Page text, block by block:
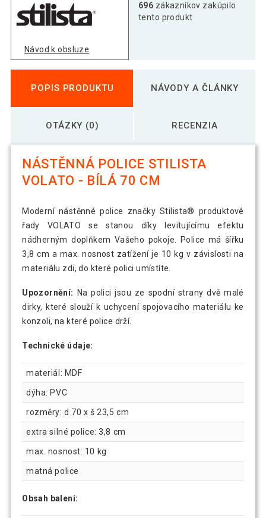
Stilista nástenná polica Volato, 60 cm,
biela
15,79 €
Stilista nástenná polica Volato, 80 cm,
biela
Návod k obsluze
696 zákazníkov zakúpilo
tento produkt
POPIS PRODUKTU NÁVODY A ČLÁNKY
OTÁZKY (0) RECENZIA
NÁSTĚNNÁ POLICE STILISTA
VOLATO - BÍLÁ 70 CM
Moderní nástěnné police značky Stilista® produktové
řady VOLATO se stanou díky levitujícímu efektu
nádherným doplňkem Vašeho pokoje. Police má šířku
3,8 cm a max. nosnost zatížení je 10 kg v závislosti na
materiálu zdi, do které polici umístíte.
Upozornění:
Na polici jsou ze spodní strany dvě malé
dirky, které slouží k uchycení spojovacího materiálu ke
konzoli, na které police drží.
Technické údaje:
materiál: MDF
dýha: PVC
rozměry: d 70 x š 23,5 cm
extra silné police: 3,8 cm
max. nosnost: 10 kg
matná police
Obsah balení: